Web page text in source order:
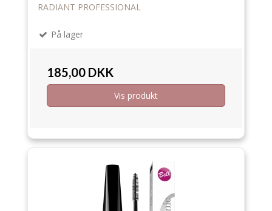
RADIANT PROFESSIONAL
På lager
185,00 DKK
Vis produkt